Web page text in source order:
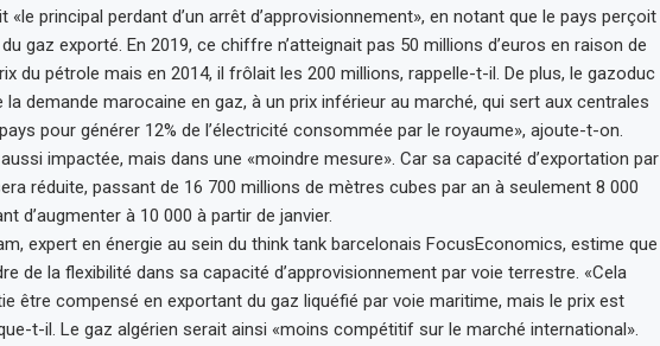
«le principal perdant d’un arrêt d’approvisionnement», en notant que le pays perçoit
gaz exporté. En 2019, ce chiffre n’atteignait pas 50 millions d’euros en raison de
du pétrole mais en 2014, il frôlait les 200 millions, rappelle-t-il. De plus, le gazoduc
la demande marocaine en gaz, à un prix inférieur au marché, qui sert aux centrales
pour générer 12% de l’électricité consommée par le royaume», ajoute-t-on.
aussi impactée, mais dans une «moindre mesure». Car sa capacité d’exportation par
réduite, passant de 16 700 millions de mètres cubes par an à seulement 8 000
d’augmenter à 10 000 à partir de janvier.
expert en énergie au sein du think tank barcelonais FocusEconomics, estime que
de la flexibilité dans sa capacité d’approvisionnement par voie terrestre. «Cela
être compensé en exportant du gaz liquéfié par voie maritime, mais le prix est
t-il. Le gaz algérien serait ainsi «moins compétitif sur le marché international».